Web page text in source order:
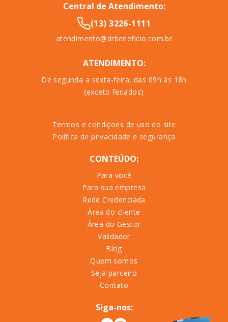
Central de Atendimento:
(13) 3226-1111
atendimento@drbeneficio.com.br
ATENDIMENTO:
De segunda a sexta-feira, das 09h às 18h
(exceto feriados)
Termos e condiçoes de uso do site
Política de privacidade e segurança
CONTEÚDO:
Para você
Para sua empresa
Rede Credenciada
Área do cliente
Área do Gestor
Validador
Blog
Quem somos
Seja parceiro
Contato
Siga-nos: